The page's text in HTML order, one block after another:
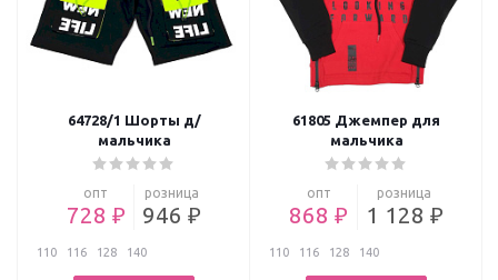
64728/1 Шорты д/
мальчика
опт
728 ₽
розница
946 ₽
110 116 128 140
61805 Джемпер для
мальчика
опт
868 ₽
розница
1 128 ₽
110 116 128 140